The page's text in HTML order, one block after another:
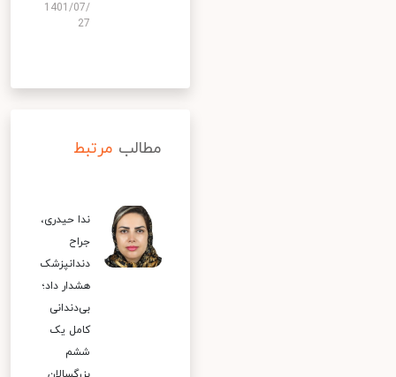
1401/07/
27
مطالب مرتبط
ندا حیدری،
جراح
دندانپزشک
هشدار داد؛
بی‌دندانی
کامل یک
ششم